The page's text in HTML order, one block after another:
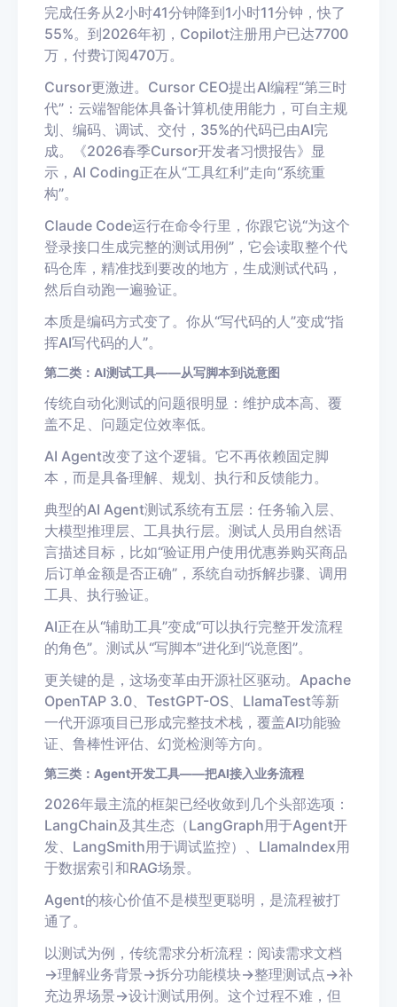
完成任务从2小时41分钟降到1小时11分钟，快了
55%。到2026年初，Copilot注册用户已达7700
万，付费订阅470万。
Cursor更激进。Cursor CEO提出AI编程“第三时
代”：云端智能体具备计算机使用能力，可自主规
划、编码、调试、交付，35%的代码已由AI完
成。《2026春季Cursor开发者习惯报告》显
示，AI Coding正在从“工具红利”走向“系统重
构”。
Claude Code运行在命令行里，你跟它说“为这个
登录接口生成完整的测试用例”，它会读取整个代
码仓库，精准找到要改的地方，生成测试代码，
然后自动跑一遍验证。
本质是编码方式变了。你从“写代码的人”变成“指
挥AI写代码的人”。
第二类：AI测试工具——从写脚本到说意图
传统自动化测试的问题很明显：维护成本高、覆
盖不足、问题定位效率低。
AI Agent改变了这个逻辑。它不再依赖固定脚
本，而是具备理解、规划、执行和反馈能力。
典型的AI Agent测试系统有五层：任务输入层、
大模型推理层、工具执行层。测试人员用自然语
言描述目标，比如“验证用户使用优惠券购买商品
后订单金额是否正确”，系统自动拆解步骤、调用
工具、执行验证。
AI正在从“辅助工具”变成“可以执行完整开发流程
的角色”。测试从“写脚本”进化到“说意图”。
更关键的是，这场变革由开源社区驱动。Apache
OpenTAP 3.0、TestGPT-OS、LlamaTest等新
一代开源项目已形成完整技术栈，覆盖AI功能验
证、鲁棒性评估、幻觉检测等方向。
第三类：Agent开发工具——把AI接入业务流程
2026年最主流的框架已经收敛到几个头部选项：
LangChain及其生态（LangGraph用于Agent开
发、LangSmith用于调试监控）、LlamaIndex用
于数据索引和RAG场景。
Agent的核心价值不是模型更聪明，是流程被打
通了。
以测试为例，传统需求分析流程：阅读需求文档
→理解业务背景→拆分功能模块→整理测试点→补
充边界场景→设计测试用例。这个过程不难，但